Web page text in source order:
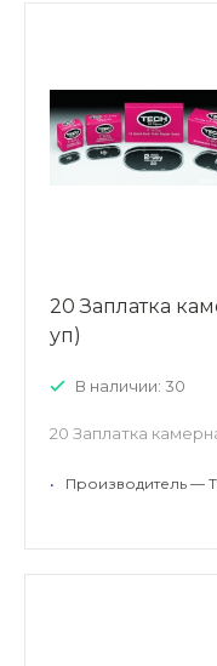
20 Заплатка
уп)
В наличии: 30
20 Заплатка
• Производитель —